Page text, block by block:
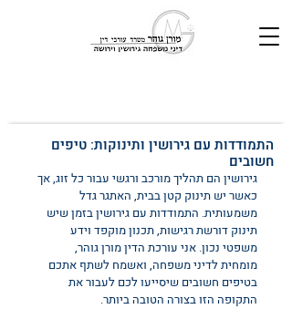
התמודדות עם גירושין ותינוקות: טיפים
חשובים
גירושין הם תהליך מורכב ורגשי עבור כל זוג, אך
כאשר יש תינוק קטן בבית, האתגר גדל
משמעותית. התמודדות עם גירושין בזמן שיש
תינוק דורשת רגישות, תכנון מוקפד וידע
משפטי נכון. אני עורכת הדין מורן גוהר,
מומחית לדיני משפחה, ואשמח לשתף אתכם
בטיפים חשובים שיסייעו לכם לעבור את
התקופה הזו בצורה הטובה ביותר.